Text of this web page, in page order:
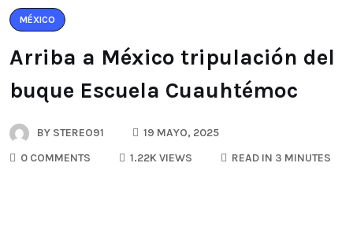
MÉXICO
Arriba a México tripulación del
buque Escuela Cuauhtémoc
BY STEREO91
19 MAYO, 2025
0 COMMENTS
1.22K VIEWS READ IN 3 MINUTES